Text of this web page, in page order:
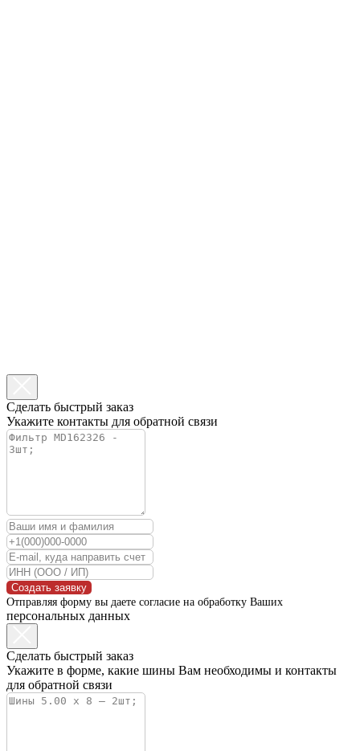
Сделать быстрый заказ
Укажите контакты для обратной связи
Создать заявку
Отправляя форму вы даете согласие на обработку Ваших
персональных данных
Сделать быстрый заказ
Укажите в форме, какие шины Вам необходимы и контакты
для обратной связи